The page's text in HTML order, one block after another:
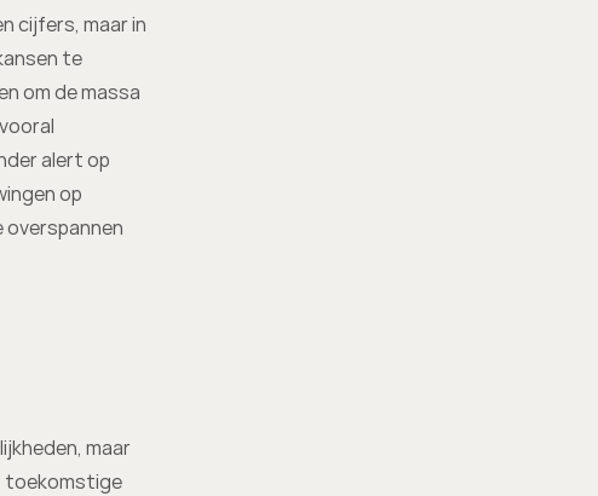
cijfers, maar in
te
om de massa
alert op
op
maar
toekomstige